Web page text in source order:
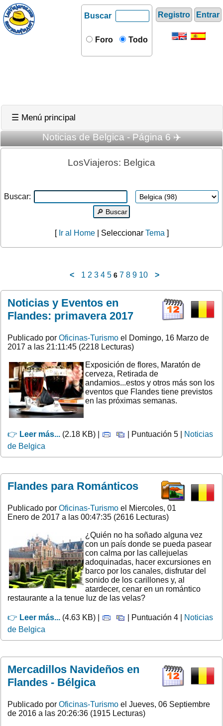
Registro Entrar
Buscar
Foro Todo
☰ Menú principal
Noticias de Belgica - Página 6 ✈️
LosViajeros: Belgica
Buscar:
[ Ir al Home| SeleccionarTema ]
< 1 2 3 4 5 6 7 8 9 10 >
Noticias y Eventos en
Flandes: primavera 2017
Publicado por Oficinas-Turismo el Domingo, 16 Marzo de
2017 a las 21:11:45 (2218 Lecturas)
Exposición de flores, Maratón de
cerveza, Retirada de
andamios...estos y otros más son los
eventos que Flandes tiene previstos
en las próximas semanas.
👉 Leer más... (2.18 KB) | | Puntuación 5 |
Noticias
de Belgica
Flandes para Románticos
Publicado por Oficinas-Turismo el Miercoles, 01
Enero de 2017 a las 00:47:35 (2616 Lecturas)
¿Quién no ha soñado alguna vez
con un país donde se pueda pasear
con calma por las callejuelas
adoquinadas, hacer excursiones en
barco por los canales, disfrutar del
sonido de los carillones y, al
atardecer, cenar en un romántico
restaurante a la tenue luz de las velas?
👉 Leer más... (4.63 KB) | | Puntuación 4 |
Noticias
de Belgica
Mercadillos Navideños en
Flandes - Bélgica
Publicado por Oficinas-Turismo el Jueves, 06 Septiembre
de 2016 a las 20:26:36 (1915 Lecturas)